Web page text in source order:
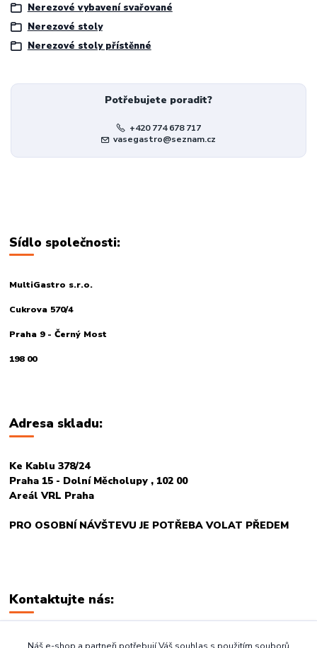
Nerezové vybavení svařované
Nerezové stoly
Nerezové stoly přístěnné
Potřebujete poradit?
+420 774 678 717
vasegastro@seznam.cz
Sídlo společnosti:
MultiGastro s.r.o.
Cukrova 570/4
Praha 9 - Černý Most
198 00
Adresa skladu:
Ke Kablu 378/24
Praha 15 - Dolní Měcholupy , 102 00
Areál VRL Praha
PRO OSOBNÍ NÁVŠTEVU JE POTŘEBA VOLAT PŘEDEM
Kontaktujte nás:
+420 774 678 717
Náš e-shop a partneři potřebují Váš souhlas s použitím souborů